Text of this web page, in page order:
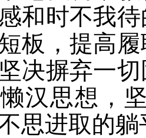
和时不我
板，提高
决摒弃一
汉思想，
思进取的